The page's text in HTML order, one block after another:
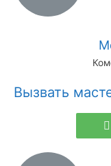
Вызвать